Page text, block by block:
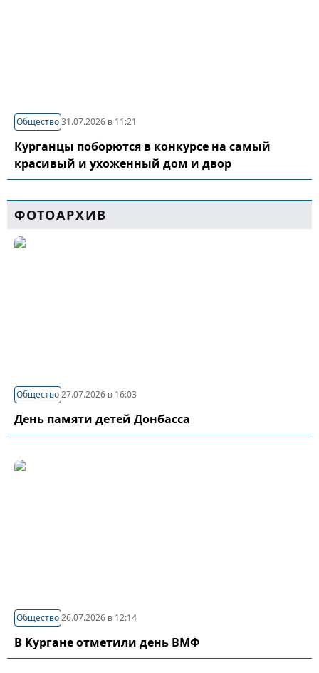
Общество31.07.2026 в 11:21
Курганцы поборются в конкурсе на самый
красивый и ухоженный дом и двор
ФОТОАРХИВ
Общество27.07.2026 в 16:03
День памяти детей Донбасса
Общество26.07.2026 в 12:14
В Кургане отметили день ВМФ